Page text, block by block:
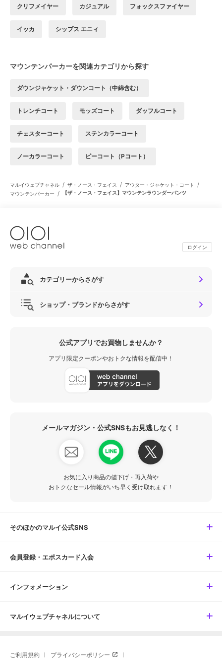
クリフメイヤー カジュアル フォックスファイヤー
イッカ シップス エニィ
マウンテンパーカーを関連カテゴリから探す
ダウンジャケット・ダウンコート（中綿含む）
トレンチコート モッズコート ダッフルコート
チェスターコート ステンカラーコート
ノーカラーコート ピーコート（Pコート）
マルイウェブチャネル / ザ・ノース・フェイス / アウター・ジャケット・コート /
マウンテンパーカー / 【ザ・ノース・フェイス】マウンテンラウンダーパンツ
ログイン
カテゴリーからさがす
ショップ・ブランドからさがす
公式アプリでお買物しませんか？
アプリ限定クーポンやおトクな情報を配信中！
メールマガジン・公式SNSもお見逃しなく！
お気に入り商品の値下げ・再入荷や
おトクなセール情報がいち早く受け取れます！
そのほかのマルイ公式SNS
会員登録・エポスカード入会
インフォメーション
マルイウェブチャネルについて
ご利用規約 プライバシーポリシー